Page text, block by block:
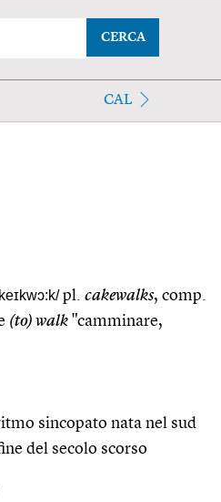
CERCA
CAL
pl. cakewalks, comp.
(to) walk "camminare,
sincopato nata nel sud
del secolo scorso